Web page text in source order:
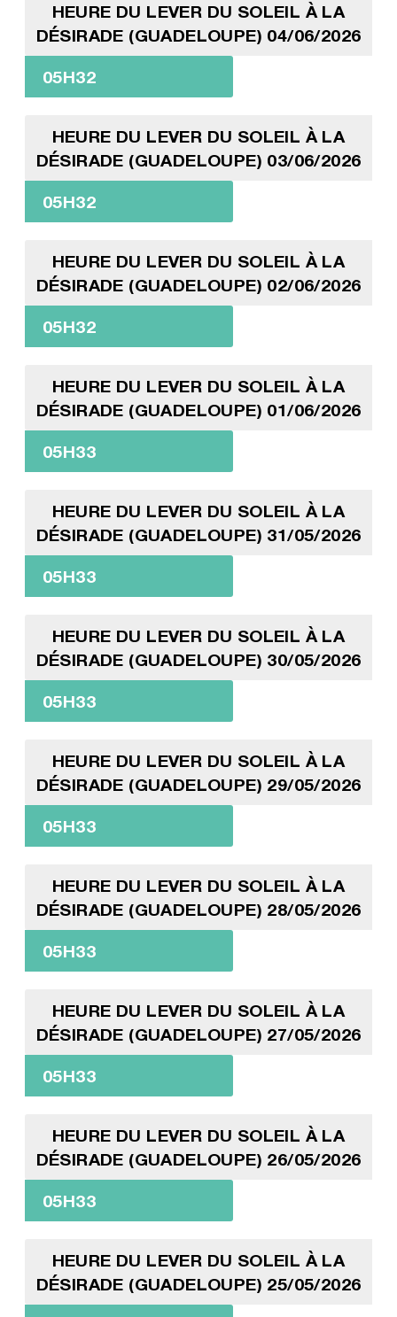
HEURE DU LEVER DU SOLEIL À LA
DÉSIRADE (GUADELOUPE) 04/06/2026
05H32
HEURE DU LEVER DU SOLEIL À LA
DÉSIRADE (GUADELOUPE) 03/06/2026
05H32
HEURE DU LEVER DU SOLEIL À LA
DÉSIRADE (GUADELOUPE) 02/06/2026
05H32
HEURE DU LEVER DU SOLEIL À LA
DÉSIRADE (GUADELOUPE) 01/06/2026
05H33
HEURE DU LEVER DU SOLEIL À LA
DÉSIRADE (GUADELOUPE) 31/05/2026
05H33
HEURE DU LEVER DU SOLEIL À LA
DÉSIRADE (GUADELOUPE) 30/05/2026
05H33
HEURE DU LEVER DU SOLEIL À LA
DÉSIRADE (GUADELOUPE) 29/05/2026
05H33
HEURE DU LEVER DU SOLEIL À LA
DÉSIRADE (GUADELOUPE) 28/05/2026
05H33
HEURE DU LEVER DU SOLEIL À LA
DÉSIRADE (GUADELOUPE) 27/05/2026
05H33
HEURE DU LEVER DU SOLEIL À LA
DÉSIRADE (GUADELOUPE) 26/05/2026
05H33
HEURE DU LEVER DU SOLEIL À LA
DÉSIRADE (GUADELOUPE) 25/05/2026